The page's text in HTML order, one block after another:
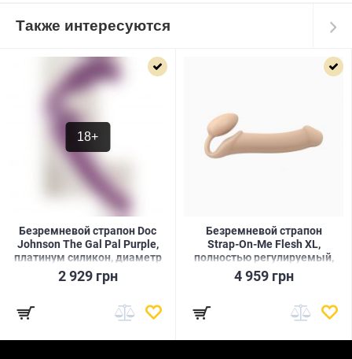
Также интересуются
18+
Безремневой страпон Doc
Johnson The Gal Pal Purple,
платинум силикон, диаметр
3см
2 929 грн
Безремневой страпон
Strap-On-Me Flesh XL,
полностью регулируемый,
диаметр 4,5см
4 959 грн